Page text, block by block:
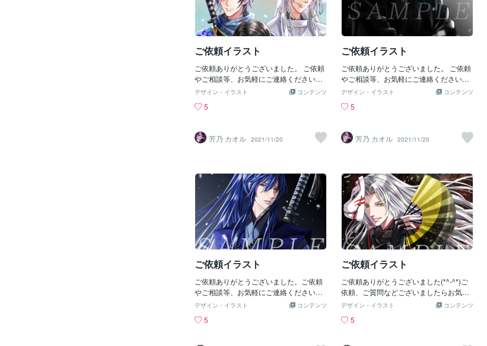
ご依頼イラスト
ご依頼ありがとうございました。 ご依頼
やご相談等、お気軽にご連絡くださいま
せ。
コンテンツ
デザイン・イラスト
5
芳乃 カオル 2021/11/20
ご依頼イラスト
ご依頼ありがとうございました。 ご依頼
やご相談等、お気軽にご連絡くださいま
せ。
コンテンツ
デザイン・イラスト
5
芳乃 カオル 2021/11/20
ご依頼イラスト
ご依頼ありがとうございました。ご依頼
やご相談等、お気軽にご連絡くださいま
せ。
コンテンツ
デザイン・イラスト
5
ご依頼イラスト
ご依頼ありがとうございました(*^-^*)ご
依頼、ご質問などございましたらお気軽
にご連絡くださいませ。
コンテンツ
デザイン・イラスト
5